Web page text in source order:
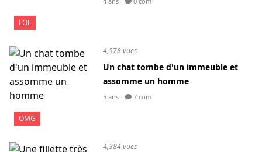
LOL
OMG
4,578 vues
Un chat tombe d'un immeuble et
assomme un homme
5 ans 7 com
4,384 vues